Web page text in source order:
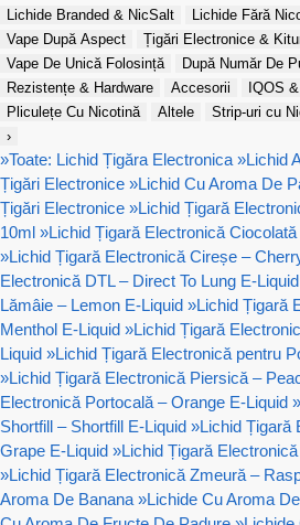
Lichide Branded & NicSalt
Lichide Fără
Vape După Aspect
Țigări Electronice &
Vape De Unică Folosință
După Număr De
Rezistențe & Hardware
Accesorii
IQOS
Pliculețe Cu Nicotină
Altele
Strip-uri cu
›
»Toate: Lichid Țigăra Electronica »Lichid
Țigări Electronice »Lichid Cu Aroma De
Țigări Electronice »Lichid Țigară
10ml »Lichid Țigară Electronică
»Lichid Țigară Electronică Cireșe –
Electronică DTL – Direct To Lung E-Liquid
Lămâie – Lemon E-Liquid »Lichid Țigară
Menthol E-Liquid »Lichid Țigară
Liquid »Lichid Țigară Electronică pentru
»Lichid Țigară Electronică Piersică –
Electronică Portocală – Orange E-Liquid »
Shortfill – Shortfill E-Liquid »Lichid Țigară
Grape E-Liquid »Lichid Țigară
»Lichid Țigară Electronică Zmeură –
Aroma De Banana »Lichide Cu Aroma